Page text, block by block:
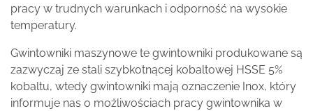
pracy w trudnych warunkach i odporność na wysokie
temperatury.
Gwintowniki maszynowe te gwintowniki produkowane są
zazwyczaj ze stali szybkotnącej kobaltowej HSSE 5%
kobaltu, wtedy gwintowniki mają oznaczenie Inox, który
informuje nas o możliwościach pracy gwintownika w